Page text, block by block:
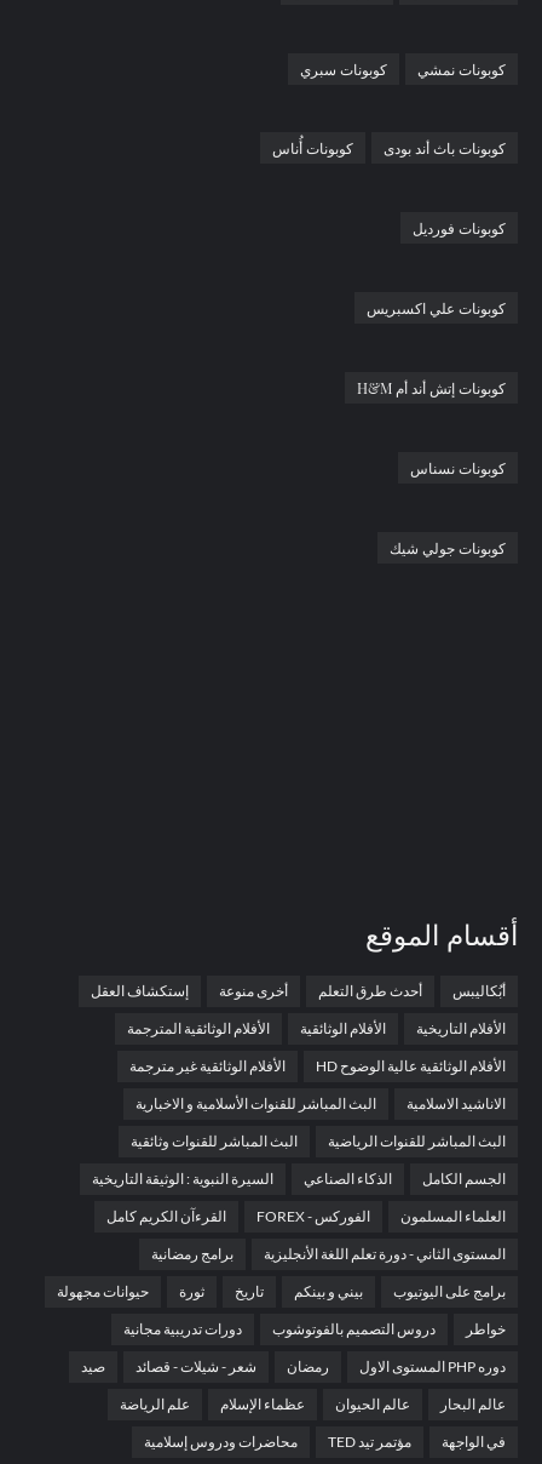
كوبونات نمشي كوبونات سبري
كوبونات باث أند بودى كوبونات أُناس
كوبونات فورديل
كوبونات علي اكسبريس
كوبونات إتش أند أم H&M
كوبونات نسناس
كوبونات جولي شيك
أقسام الموقع
أبُكاليبس أحدث طرق التعلم أخرى منوعة إستكشاف العقل
الأفلام التاريخية الأفلام الوثائقية الأفلام الوثائقية المترجمة
الأفلام الوثائقية عالية الوضوح HD الأفلام الوثائقية غير مترجمة
الاناشيد الاسلامية البث المباشر للقنوات الأسلامية و الاخبارية
البث المباشر للقنوات الرياضية البث المباشر للقنوات وثائقية
الجسم الكامل الذكاء الصناعي السيرة النبوية : الوثيقة التاريخية
العلماء المسلمون الفوركس - FOREX القرءآن الكريم كامل
المستوى الثاني - دورة تعلم اللغة الأنجليزية برامج رمضانية
برامج على اليوتيوب بيني و بينكم تاريخ ثورة حيوانات مجهولة
خواطر دروس التصميم بالفوتوشوب دورات تدريبية مجانية
دوره PHP المستوى الاول رمضان شعر - شيلات - قصائد صيد
عالم البحار عالم الحيوان عظماء الإسلام علم الرياضة
في الواجهة مؤتمر تيد TED محاضرات ودروس إسلامية